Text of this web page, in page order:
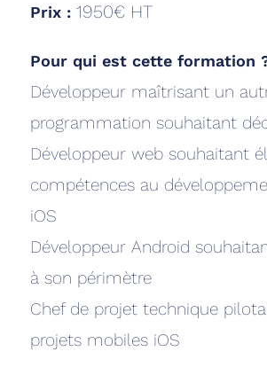
Prix : 1950€ HT
Pour qui est cette formation
Développeur maîtrisant un
programmation souhaitant
Développeur web souhaitant
compétences au
iOS
Développeur Android
à son périmètre
Chef de projet technique
projets mobiles iOS